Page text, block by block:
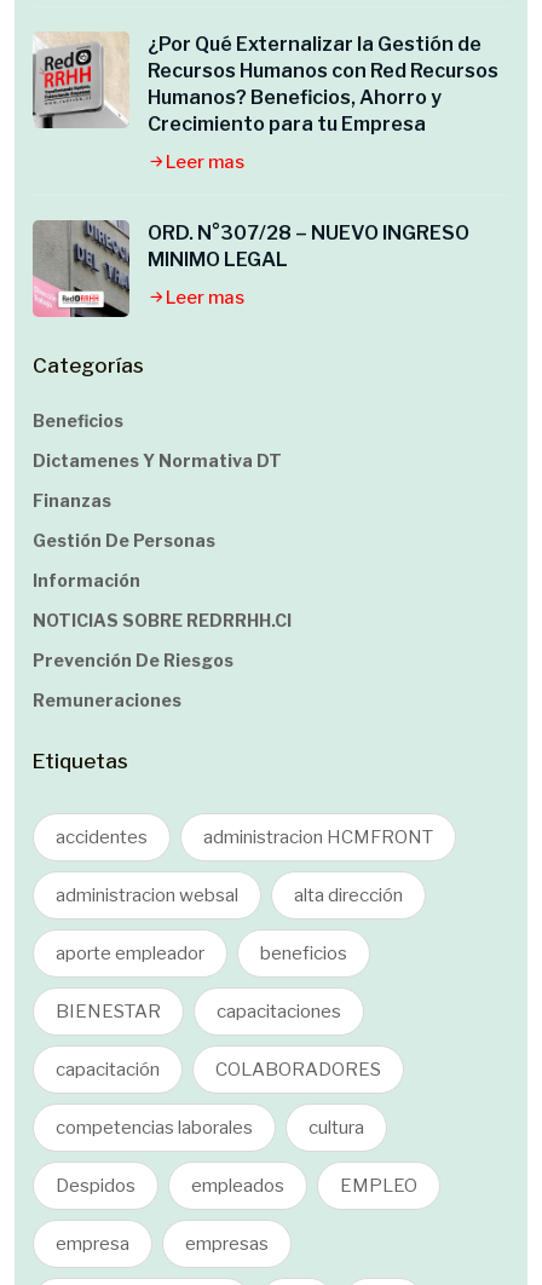
¿Por Qué Externalizar la Gestión de
Recursos Humanos con Red Recursos
Humanos? Beneficios, Ahorro y
Crecimiento para tu Empresa
Leer mas
ORD. N°307/28 – NUEVO INGRESO
MINIMO LEGAL
Leer mas
Categorías
Beneficios
Dictamenes Y Normativa DT
Finanzas
Gestión De Personas
Información
NOTICIAS SOBRE REDRRHH.cl
Prevención De Riesgos
Remuneraciones
Etiquetas
accidentes administracion HCMFRONT
administracion websal alta dirección
aporte empleador beneficios
BIENESTAR capacitaciones
capacitación COLABORADORES
competencias laborales cultura
Despidos empleados EMPLEO
empresa empresas